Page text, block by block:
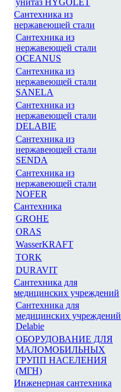
унитаз HYGOLET
Сантехника из
нержавеющей стали
Сантехника из
нержавеющей стали
OCEANUS
Сантехника из
нержавеющей стали
SANELA
Сантехника из
нержавеющей стали
DELABIE
Сантехника из
нержавеющей стали
SENDA
Сантехника из
нержавеющей стали
NOFER
Сантехника
GROHE
ORAS
WasserKRAFT
TORK
DURAVIT
Сантехника для
медицинских учреждений
Сантехника для
медицинских учреждений
Delabie
ОБОРУДОВАНИЕ ДЛЯ
МАЛОМОБИЛЬНЫХ
ГРУПП НАСЕЛЕНИЯ
(МГН)
Инженерная сантехника